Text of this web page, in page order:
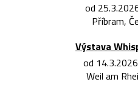
od
Příbram,
Výstava
od
Weil am